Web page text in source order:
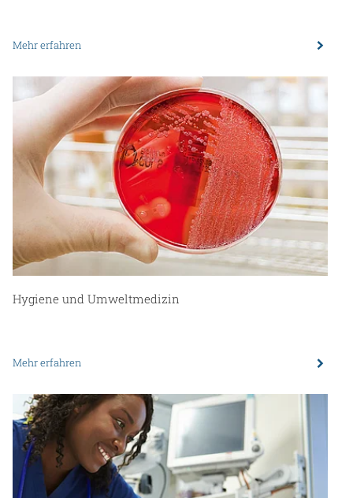
Mehr erfahren
Hygiene und Umweltmedizin
Mehr erfahren